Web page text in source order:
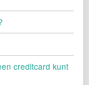
creditcard kunt